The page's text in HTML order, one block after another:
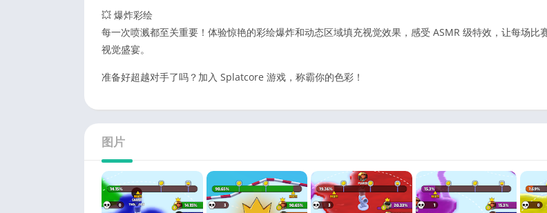
💥 爆炸彩绘
每一次喷溅都至关重要！体验惊艳的彩绘爆炸和动态区域填充视觉效果，感受 ASMR 级特效，让每场比
视觉盛宴。
准备好超越对手了吗？加入 Splatcore 游戏，称霸你的色彩！
图片